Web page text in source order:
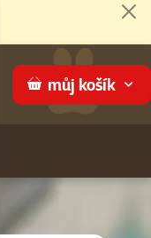
můj košík